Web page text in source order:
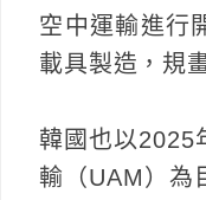
空中運輸進行
載具製造，規
韓國也以2025
輸（UAM）為